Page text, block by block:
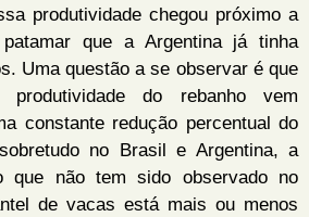
produtividade chegou próximo a
que a Argentina já tinha
Uma questão a se observar é que
do rebanho vem
constante redução percentual do
no Brasil e Argentina, a
que não tem sido observado no
de vacas está mais ou menos